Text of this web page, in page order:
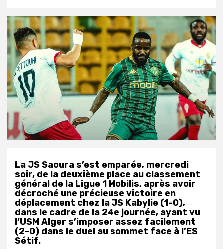
La JS Saoura s’est emparée, mercredi
soir, de la deuxième place au classement
général de la Ligue 1 Mobilis, après avoir
décroché une précieuse victoire en
déplacement chez la JS Kabylie (1-0),
dans le cadre de la 24e journée, ayant vu
l’USM Alger s’imposer assez facilement
(2-0) dans le duel au sommet face à l’ES
Sétif.